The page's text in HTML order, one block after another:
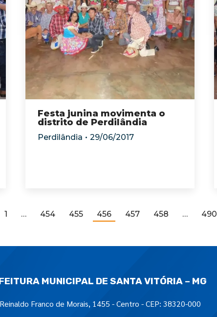
Festa junina movimenta o
distrito de Perdilândia
Perdilândia 29/06/2017
1 … 454 455 456 457 458 … 490
MUNICIPAL DE SANTA VITÓRIA – MG
Franco de Morais, 1455 - Centro - CEP: 38320-000